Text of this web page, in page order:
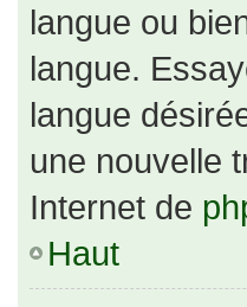
langue ou
langue.
langue
une nouvelle
Internet de
Haut